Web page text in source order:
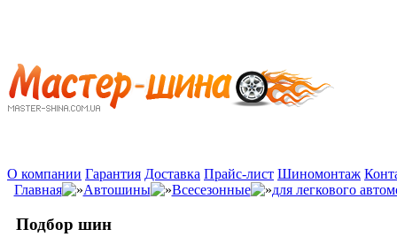
О компании Гарантия Доставка Прайс-лист Шиномонтаж
Главная
Автошины Всесезонные для легкового
Подбор шин